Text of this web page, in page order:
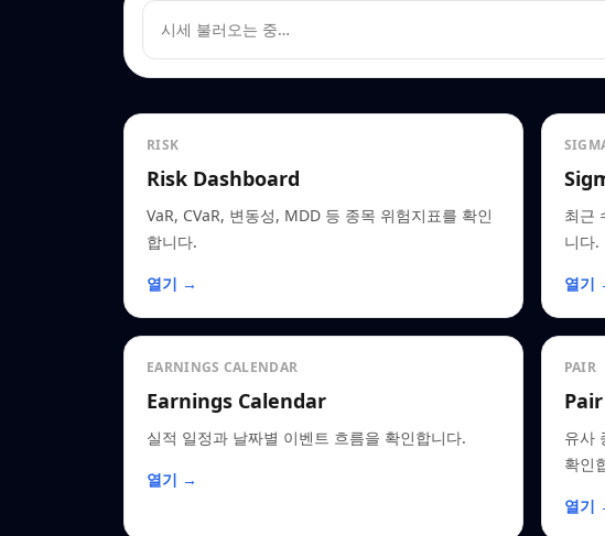
시세 불러오는 중…
RISK
Risk Dashboard
VaR, CVaR, 변동성, MDD 등 종목 위험지표를 확인
합니다.
열기 →
최근
니다.
열기
EARNINGS CALENDAR
Earnings Calendar
실적 일정과 날짜별 이벤트 흐름을 확인합니다.
열기 →
PAIR
유사
확인
열기